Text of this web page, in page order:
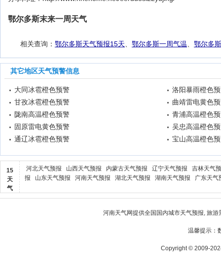
鄂尔多斯末来一周天气
相关查询： 鄂尔多斯天气预报15天 鄂尔多斯一周气温 鄂尔多
其它地区天气预警信息
大同冰雹橙色预警
洛阳暴雨橙色
甘孜冰雹橙色预警
曲靖雷电黄色
陇南高温橙色预警
青浦高温橙色
固原雷电黄色预警
吴忠高温橙色
通辽冰雹橙色预警
宝山高温橙色
15
天
气
河北天气预报 山西天气预报 内蒙古天气预报 辽宁天气预报
吉林天气
报
山东天气预报 河南天气预报 湖北天气预报 湖南天气预报 广东天气
河南天气网提供全国国内城市天气预报, 旅游
温馨提示：
Copyright © 2009-